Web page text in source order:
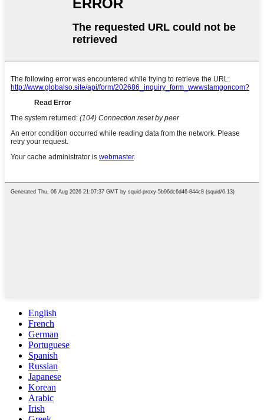
English
French
German
Portuguese
Spanish
Russian
Japanese
Korean
Arabic
Irish